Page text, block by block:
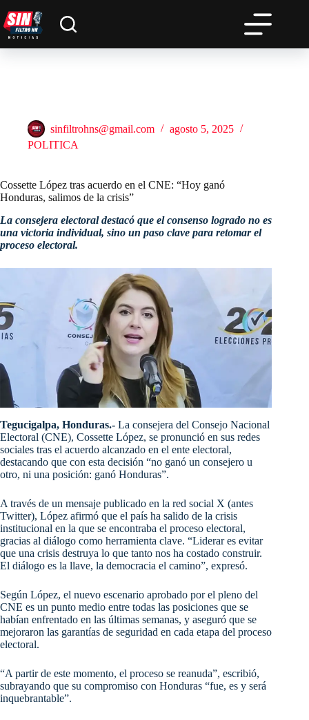
al
contenido
sinfiltrohns@gmail.com
agosto 5, 2025
POLITICA
Cossette López tras acuerdo en el CNE: “Hoy ganó
Honduras, salimos de la crisis”
La consejera electoral destacó que el consenso logrado no es
una victoria individual, sino un paso clave para retomar el
proceso electoral.
Tegucigalpa, Honduras.- La consejera del Consejo Nacional
Electoral (CNE), Cossette López, se pronunció en sus redes
sociales tras el acuerdo alcanzado en el ente electoral,
destacando que con esta decisión “no ganó un consejero u
otro, ni una posición: ganó Honduras”.
A través de un mensaje publicado en la red social X (antes
Twitter), López afirmó que el país ha salido de la crisis
institucional en la que se encontraba el proceso electoral,
gracias al diálogo como herramienta clave. “Liderar es evitar
que una crisis destruya lo que tanto nos ha costado construir.
El diálogo es la llave, la democracia el camino”, expresó.
Según López, el nuevo escenario aprobado por el pleno del
CNE es un punto medio entre todas las posiciones que se
habían enfrentado en las últimas semanas, y aseguró que se
mejoraron las garantías de seguridad en cada etapa del proceso
electoral.
“A partir de este momento, el proceso se reanuda”, escribió,
subrayando que su compromiso con Honduras “fue, es y será
inquebrantable”.